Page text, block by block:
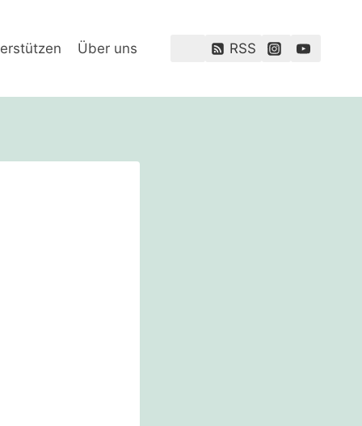
Über uns RSS